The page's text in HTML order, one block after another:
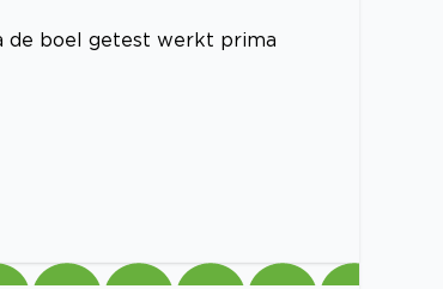
de boel getest werkt prima